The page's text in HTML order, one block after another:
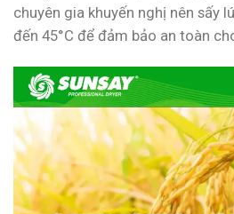
chuyên gia khuyến nghị nên sấy
đến 45°C để đảm bảo an toàn